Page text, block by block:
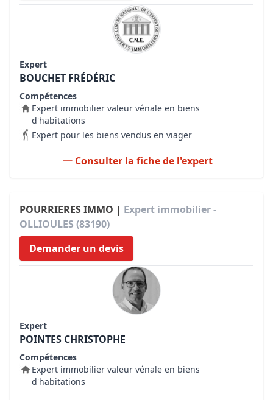
Expert
BOUCHET FRÉDÉRIC
Compétences
Expert immobilier valeur vénale en biens
d'habitations
Expert pour les biens vendus en viager
Consulter la fiche de l'expert
POURRIERES IMMO | Expert immobilier -
OLLIOULES (83190)
Demander un devis
Expert
POINTES CHRISTOPHE
Compétences
Expert immobilier valeur vénale en biens
d'habitations